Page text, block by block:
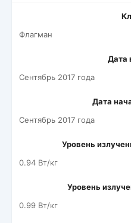
Флагман
Дата
Сентябрь 2017 года
Дата
Сентябрь 2017 года
Уровень
0.94 Вт/кг
Уровень
0.99 Вт/кг